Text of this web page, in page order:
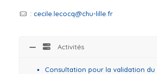
: cecile.lecocq@chu-lille.fr
Activités
Consultation pour la validation du